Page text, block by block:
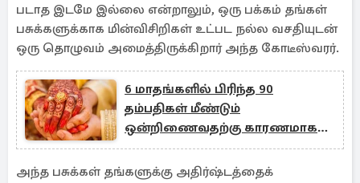
படாத இடமே இல்லை என்றாலும், ஒரு பக்கம் தங்கள்
பசுக்களுக்காக மின்விசிறிகள் உட்பட நல்ல வசதியுடன்
ஒரு தொழுவம் அமைத்திருக்கிறார் அந்த கோடீஸ்வரர்.
6 மாதங்களில் பிரிந்த 90
தம்பதிகள் மீண்டும்
ஒன்றிணைவதற்கு காரணமாக
இருந்த காவல்துறை
அந்த பசுக்கள் தங்களுக்கு அதிர்ஷ்டத்தைக்